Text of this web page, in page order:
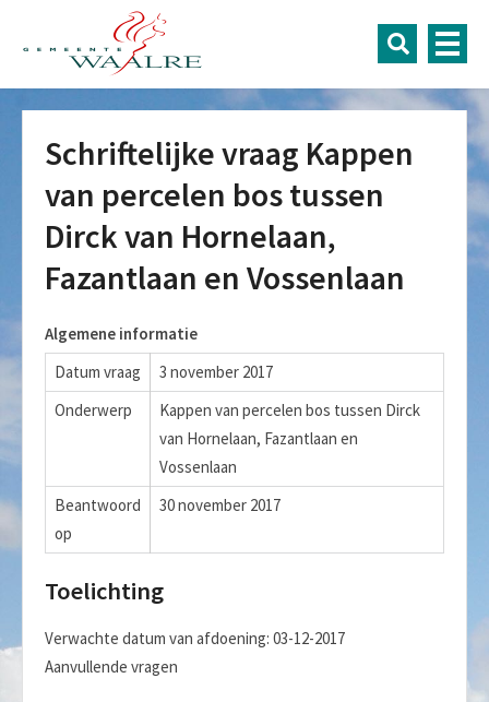
Schriftelijke vraag Kappen
van percelen bos tussen
Dirck van Hornelaan,
Fazantlaan en Vossenlaan
Algemene informatie
Datum vraag
3 november 2017
Onderwerp
Kappen van percelen bos tussen Dirck
van Hornelaan, Fazantlaan en
Vossenlaan
Beantwoord
op
30 november 2017
Toelichting
Verwachte datum van afdoening: 03-12-2017
Aanvullende vragen